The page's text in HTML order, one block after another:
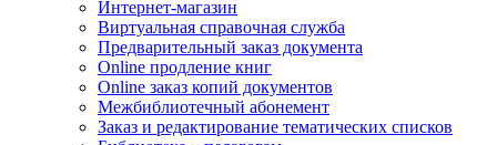
Интернет-магазин
Виртуальная справочная служба
Предварительный заказ документа
Online продление книг
Online заказ копий документов
Межбиблиотечный абонемент
Заказ и редактирование тематических списков